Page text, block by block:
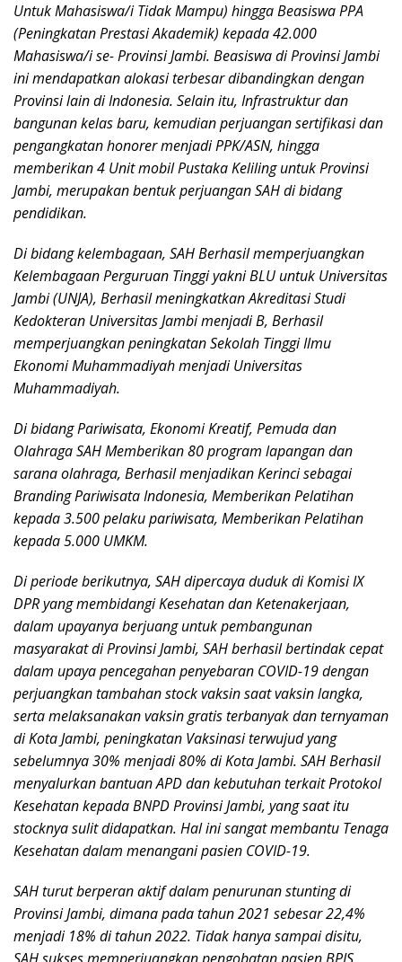
Untuk Mahasiswa/i Tidak Mampu) hingga Beasiswa PPA
(Peningkatan Prestasi Akademik) kepada 42.000
Mahasiswa/i se- Provinsi Jambi. Beasiswa di Provinsi Jambi
ini mendapatkan alokasi terbesar dibandingkan dengan
Provinsi lain di Indonesia. Selain itu, Infrastruktur dan
bangunan kelas baru, kemudian perjuangan sertifikasi dan
pengangkatan honorer menjadi PPK/ASN, hingga
memberikan 4 Unit mobil Pustaka Keliling untuk Provinsi
Jambi, merupakan bentuk perjuangan SAH di bidang
pendidikan.
Di bidang kelembagaan, SAH Berhasil memperjuangkan
Kelembagaan Perguruan Tinggi yakni BLU untuk Universitas
Jambi (UNJA), Berhasil meningkatkan Akreditasi Studi
Kedokteran Universitas Jambi menjadi B, Berhasil
memperjuangkan peningkatan Sekolah Tinggi Ilmu
Ekonomi Muhammadiyah menjadi Universitas
Muhammadiyah.
Di bidang Pariwisata, Ekonomi Kreatif, Pemuda dan
Olahraga SAH Memberikan 80 program lapangan dan
sarana olahraga, Berhasil menjadikan Kerinci sebagai
Branding Pariwisata Indonesia, Memberikan Pelatihan
kepada 3.500 pelaku pariwisata, Memberikan Pelatihan
kepada 5.000 UMKM.
Di periode berikutnya, SAH dipercaya duduk di Komisi IX
DPR yang membidangi Kesehatan dan Ketenakerjaan,
dalam upayanya berjuang untuk pembangunan
masyarakat di Provinsi Jambi, SAH berhasil bertindak cepat
dalam upaya pencegahan penyebaran COVID-19 dengan
perjuangkan tambahan stock vaksin saat vaksin langka,
serta melaksanakan vaksin gratis terbanyak dan ternyaman
di Kota Jambi, peningkatan Vaksinasi terwujud yang
sebelumnya 30% menjadi 80% di Kota Jambi. SAH Berhasil
menyalurkan bantuan APD dan kebutuhan terkait Protokol
Kesehatan kepada BNPD Provinsi Jambi, yang saat itu
stocknya sulit didapatkan. Hal ini sangat membantu Tenaga
Kesehatan dalam menangani pasien COVID-19.
SAH turut berperan aktif dalam penurunan stunting di
Provinsi Jambi, dimana pada tahun 2021 sebesar 22,4%
menjadi 18% di tahun 2022. Tidak hanya sampai disitu,